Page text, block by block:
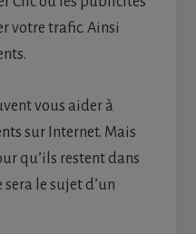
votre trafic. Ainsi
vous aider à
sur Internet. Mais
qu’ils restent dans
le sujet d’un